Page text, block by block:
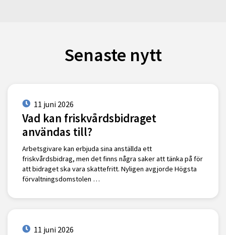
Senaste nytt
11 juni 2026
Vad kan friskvårdsbidraget
användas till?
Arbetsgivare kan erbjuda sina anställda ett
friskvårdsbidrag, men det finns några saker att tänka på för
att bidraget ska vara skattefritt. Nyligen avgjorde Högsta
förvaltningsdomstolen …
11 juni 2026